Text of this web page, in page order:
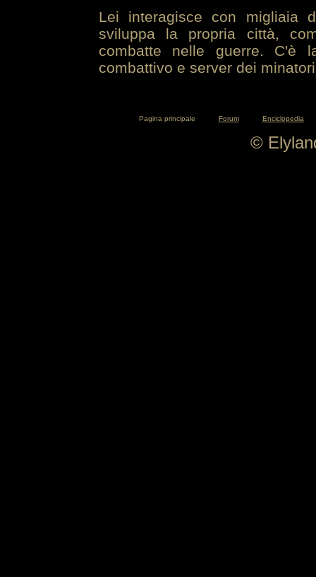
Lei interagisce con migliaia
sviluppa la propria città,
combatte nelle guerre. C'è
combattivo e server dei
Pagina principale Forum Enciclopedia
©